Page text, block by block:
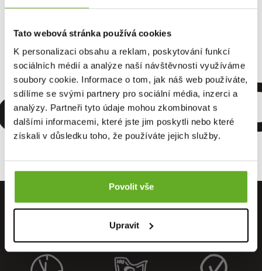
Tato webová stránka používá cookies
K personalizaci obsahu a reklam, poskytování funkcí
sociálních médií a analýze naší návštěvnosti využíváme
soubory cookie. Informace o tom, jak náš web používáte,
sdílíme se svými partnery pro sociální média, inzerci a
analýzy. Partneři tyto údaje mohou zkombinovat s
dalšími informacemi, které jste jim poskytli nebo které
získali v důsledku toho, že používáte jejich služby.
Povolit vše
Upravit
15.96 €